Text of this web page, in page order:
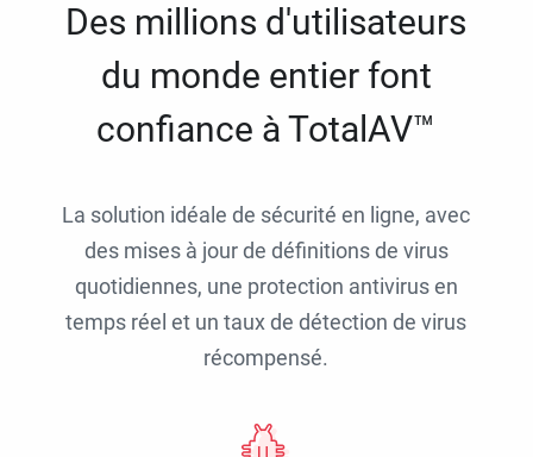
Des millions d'utilisateurs
du monde entier font
confiance à TotalAV™
La solution idéale de sécurité en ligne, avec
des mises à jour de définitions de virus
quotidiennes, une protection antivirus en
temps réel et un taux de détection de virus
récompensé.